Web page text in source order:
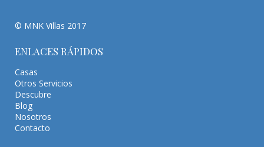
© MNK Villas 2017
ENLACES RÁPIDOS
Casas
Otros Servicios
Descubre
Blog
Nosotros
Contacto